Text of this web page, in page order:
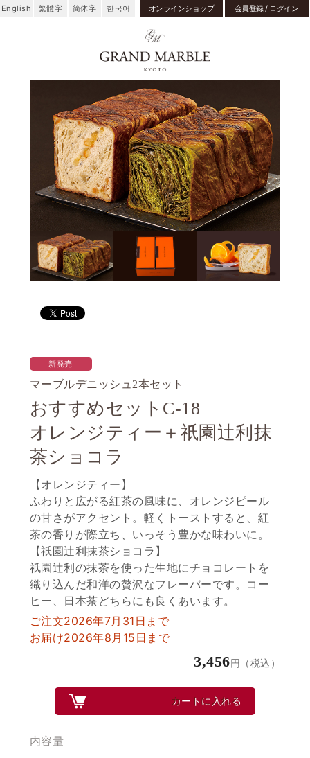
English 繁體字 简体字 한국어 オンラインショップ 会員登録 / ログイン
新発売
マーブルデニッシュ2本セット
おすすめセットC-18
オレンジティー＋祇園辻利抹
茶ショコラ
【オレンジティー】
ふわりと広がる紅茶の風味に、オレンジピール
の甘さがアクセント。軽くトーストすると、紅
茶の香りが際立ち、いっそう豊かな味わいに。
【祇園辻利抹茶ショコラ】
祇園辻利の抹茶を使った生地にチョコレートを
織り込んだ和洋の贅沢なフレーバーです。コー
ヒー、日本茶どちらにも良くあいます。
ご注文2026年7月31日まで
お届け2026年8月15日まで
3,456円（税込）
カートに入れる
内容量